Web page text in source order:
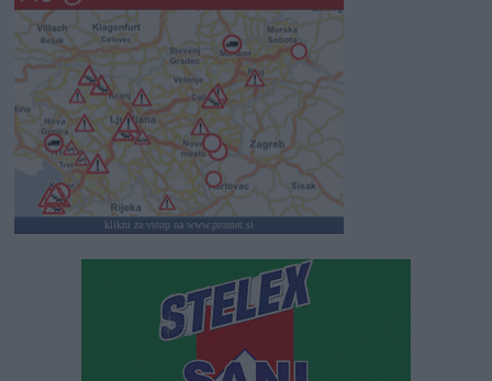
klikni za vstop na www.promet.si